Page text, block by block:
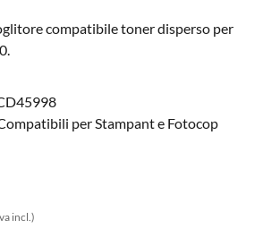
compatibile toner disperso per
per Stampant e Fotocop
incl.)